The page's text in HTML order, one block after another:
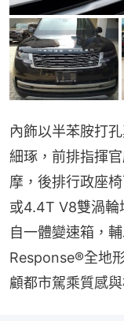
內飾以半苯胺打
細琢，前排指揮
摩，後排行政座
或4.4T V8雙渦輪
自一體變速箱，
Response®全地
顧都市駕乘質感